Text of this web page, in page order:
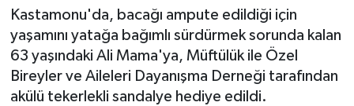
Kastamonu'da, bacağı ampute edildiği için
yaşamını yatağa bağımlı sürdürmek sorunda kalan
63 yaşındaki Ali Mama'ya, Müftülük ile Özel
Bireyler ve Aileleri Dayanışma Derneği tarafından
akülü tekerlekli sandalye hediye edildi.
Bozkurt Haberleri
Çatalzeytin Haberleri